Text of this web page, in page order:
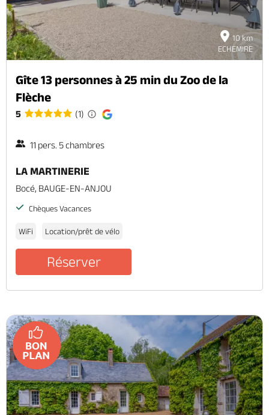
10 km
ECHEMIRE
Gîte 13 personnes à 25 min du Zoo de la
Flèche
5 (1)
11 pers. 5 chambres
LA MARTINERIE
Bocé, BAUGE-EN-ANJOU
Chèques Vacances
WiFi Location/prêt de vélo
Réserver